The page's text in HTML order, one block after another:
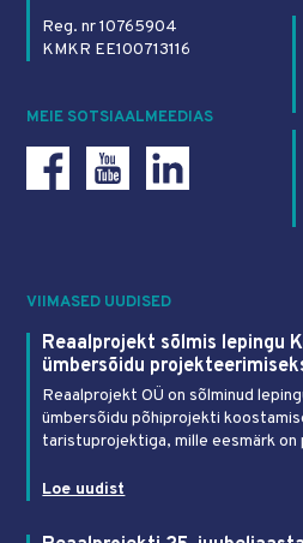
Reg. nr 10765904
KMKR EE100713116
MEIE SOTSIAALMEEDIAS
VIIMASED UUDISED
Reaalprojekt sõlmis lepingu
ümbersõidu
Reaalprojekt OÜ on sõlminud
ümbersõidu põhiprojekti
taristuprojektiga, mille eesmärk
Loe uudist